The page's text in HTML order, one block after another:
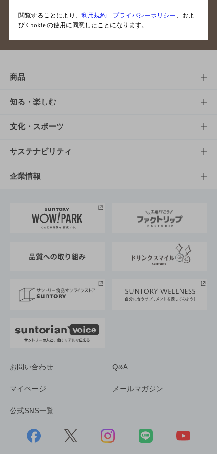
ご意見・ご感想
商品
商品TOP
商品一覧
商品発売情報
栄養成分一覧
知る・楽しむ
知る・楽しむTOP
キャンペーン
工場見学
地域情報
文化・スポーツ
文化・スポーツTOP
サントリーホール
サントリーサンバーズ大阪
サステナビリティ
サステナビリティTOP
サントリーが考えるサステナビリティ経営
企業情報
企業概要
採用情報
お問い合わせ Q&A
マイページ メールマガジン
公式SNS一覧
閲覧することにより、 利用規約 プライバシーポリシー 、およ
び Cookie の使用に同意したことになります。